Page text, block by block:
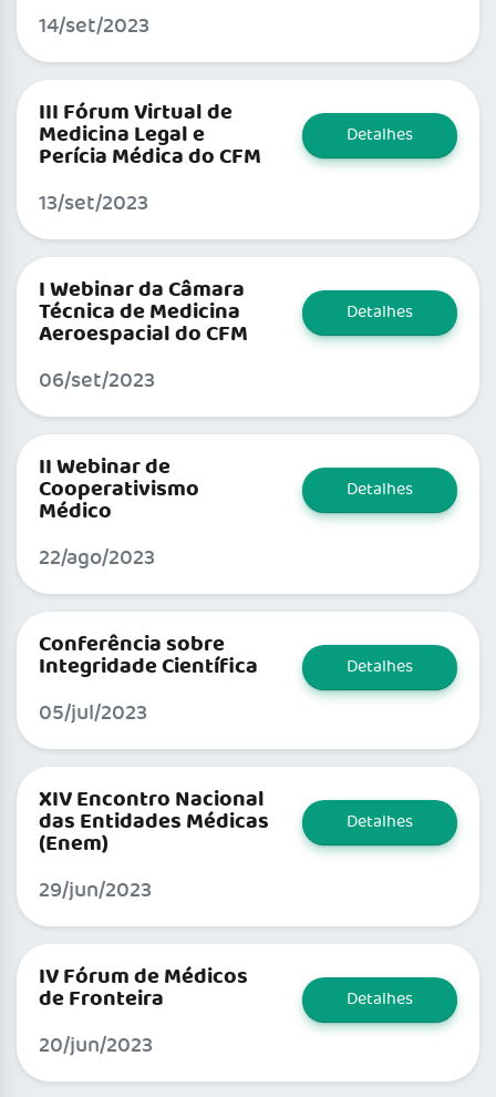
14/set/2023
III Fórum Virtual de
Medicina Legal e
Perícia Médica do CFM
13/set/2023
Detalhes
I Webinar da Câmara
Técnica de Medicina
Aeroespacial do CFM
06/set/2023
Detalhes
II Webinar de
Cooperativismo
Médico
22/ago/2023
Detalhes
Conferência sobre
Integridade Científica
05/jul/2023
Detalhes
XIV Encontro Nacional
das Entidades Médicas
(Enem)
29/jun/2023
Detalhes
IV Fórum de Médicos
de Fronteira
20/jun/2023
Detalhes